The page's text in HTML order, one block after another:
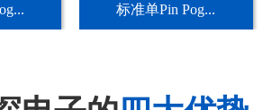
标准单Pin Pog...